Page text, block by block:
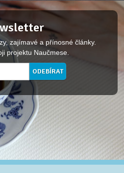
zajímavé a přínosné články.
projektu Naučmese.